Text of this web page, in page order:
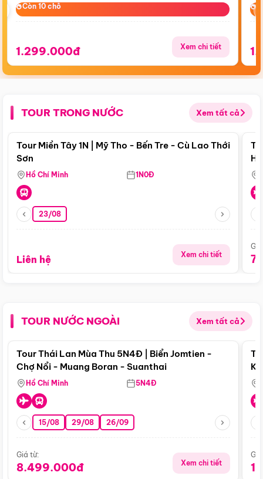
Còn 10 chỗ
Còn 10 chỗ
1.299.000đ Xem chi tiết
TOUR TRONG NƯỚC Xem tất cả
Điểm nổi bật
Tour Miền Tây 1N | Mỹ Tho - Bến Tre - Cù Lao Thới
Sơn
Hồ Chí Minh 1N0Đ
23/08
Liên hệ Xem chi tiết
TOUR NƯỚC NGOÀI Xem tất cả
Điểm nổi bật
Tour Thái Lan Mùa Thu 5N4Đ | Biển Jomtien -
Chợ Nổi - Muang Boran - Suanthai
Hồ Chí Minh 5N4Đ
15/08 29/08 26/09
Giá từ:
8.499.000đ Xem chi tiết